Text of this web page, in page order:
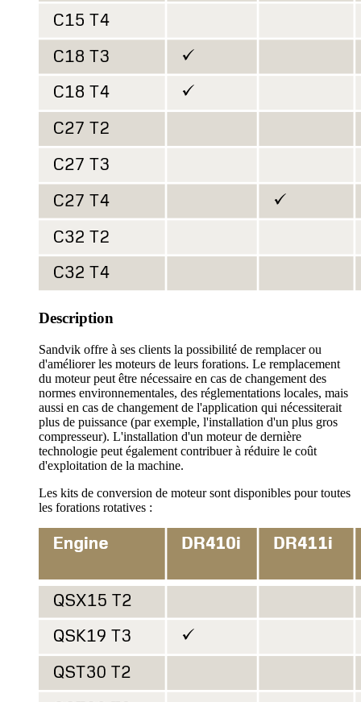
Description
Sandvik offre à ses clients la possibilité de remplacer ou
d'améliorer les moteurs de leurs forations. Le remplacement
du moteur peut être nécessaire en cas de changement des
normes environnementales, des réglementations locales, mais
aussi en cas de changement de l'application qui nécessiterait
plus de puissance (par exemple, l'installation d'un plus gros
compresseur). L'installation d'un moteur de dernière
technologie peut également contribuer à réduire le coût
d'exploitation de la machine.
Les kits de conversion de moteur sont disponibles pour toutes
les forations rotatives :